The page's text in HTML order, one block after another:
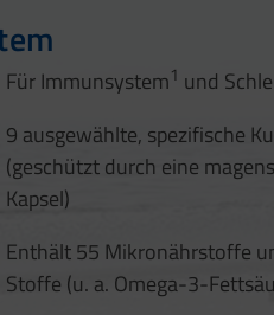
Für Immunsystem1 und
9 ausgewählte, spezifische
(geschützt durch eine
Kapsel)
Enthält 55 Mikronährstoffe
Stoffe (u. a. Omega-3-
Nägel
1 2 3
3